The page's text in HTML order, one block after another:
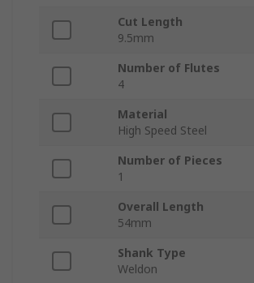
Cut Length
9.5mm
Number of Flutes
4
Material
High Speed Steel
Number of Pieces
1
Overall Length
54mm
Shank Type
Weldon